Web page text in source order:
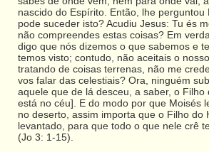
nascido do Espírito. Então, lhe perguntou
pode suceder isto? Acudiu Jesus: Tu és
não compreendes estas coisas? Em
digo que nós dizemos o que sabemos e
temos visto; contudo, não aceitais o
tratando de coisas terrenas, não me
vos falar das celestiais? Ora, ninguém
aquele que de lá desceu, a saber, o Filho
está no céu]. E do modo por que Moisés
no deserto, assim importa que o Filho do
levantado, para que todo o que nele crê
(Jo 3: 1-15).